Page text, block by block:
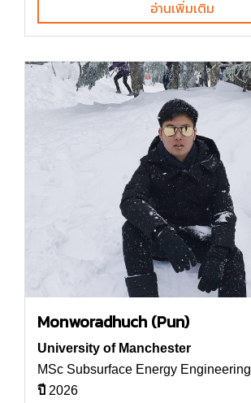
อ่านเพิ่มเติม
Monworadhuch (Pun)
University of Manchester
MSc Subsurface Energy Engineering
ปี 2026